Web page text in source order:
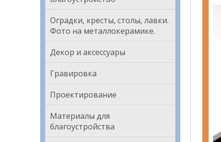
Оградки, кресты, столы, лавки.
Фото на металлокерамике.
Декор и аксессуары
Гравировка
Проектирование
Материалы для
благоустройства